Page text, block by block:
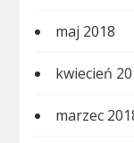
maj 2018
kwiecień
marzec